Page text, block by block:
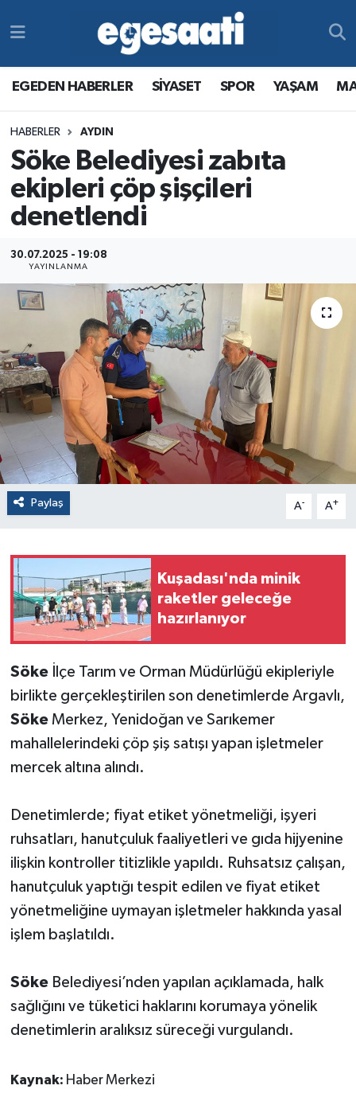
EGEDEN HABERLER SİYASET SPOR YAŞAM
HABERLER AYDIN
Söke Belediyesi zabıta
ekipleri çöp şişçileri
denetlendi
30.07.2025 - 19:08
YAYINLANMA
Paylaş A- A+
Kuşadası'nda minik
raketler geleceğe
hazırlanıyor
Sökeİlçe Tarım ve Orman Müdürlüğü ekipleriyle
birlikte gerçekleştirilen son denetimlerde Argavlı,
SökeMerkez, Yenidoğan ve Sarıkemer
mahallelerindeki çöp şiş satışı yapan işletmeler
mercek altına alındı.
Denetimlerde; fiyat etiket yönetmeliği, işyeri
ruhsatları, hanutçuluk faaliyetleri ve gıda hijyenine
ilişkin kontroller titizlikle yapıldı. Ruhsatsız çalışan,
hanutçuluk yaptığı tespit edilen ve fiyat etiket
yönetmeliğine uymayan işletmeler hakkında yasal
işlem başlatıldı.
SökeBelediyesi’nden yapılan açıklamada, halk
sağlığını ve tüketici haklarını korumaya yönelik
denetimlerin aralıksız süreceği vurgulandı.
Kaynak: Haber Merkezi
MAGAZİN
RESMİ REKLAMLAR
YAŞAM
MAGAZİN
RESMİ REKLAMLAR
Egemax TV
Tüm Manşetler
Son Dakika Haberleri
Haber Arşivi